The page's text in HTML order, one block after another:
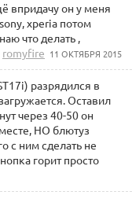
впридачу он у меня
xperia потом
что делать ,
romyfire 11 ОКТЯБРЯ 2015
разрядился в
Оставил
через 40-50 он
НО блютуз
с ним сделать не
горит просто